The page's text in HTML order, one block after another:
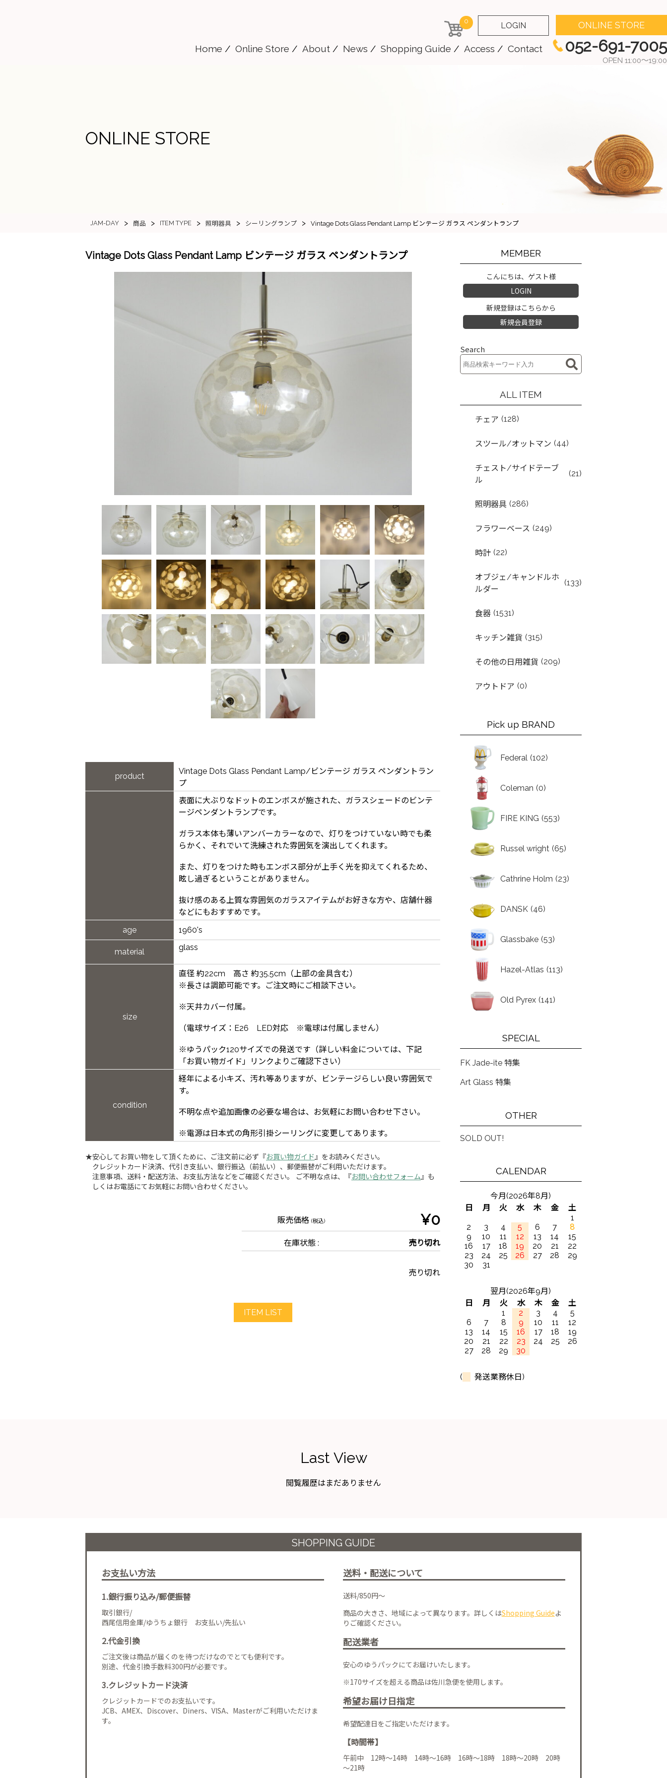
0 LOGIN ONLINE STORE
Home Online Store About News Shopping Guide Access Contact 052-691-7005
OPEN 11:00～19:00
ONLINE STORE
JAM-DAY > 商品 > ITEM TYPE > 照明器具 > シーリングランプ > Vintage Dots Glass Pendant Lamp ビンテージ ガラス ペンダントランプ
Vintage Dots Glass Pendant Lamp ビンテージ ガラス ペンダントランプ
product
Vintage Dots Glass Pendant Lamp/ビンテージ ガラス ペンダントラン
プ
表面に大ぶりなドットのエンボスが施された、ガラスシェードのビンテ
ージペンダントランプです。
ガラス本体も薄いアンバーカラーなので、灯りをつけていない時でも柔
らかく、それでいて洗練された雰囲気を演出してくれます。
また、灯りをつけた時もエンボス部分が上手く光を抑えてくれるため、
眩し過ぎるということがありません。
抜け感のある上質な雰囲気のガラスアイテムがお好きな方や、店舗什器
などにもおすすめです。
age
1960's
material glass
size
直径 約22cm 高さ 約35.5cm（上部の金具含む）
※長さは調節可能です。ご注文時にご相談下さい。
※天井カバー付属。
（電球サイズ：E26 LED対応 ※電球は付属しません）
※ゆうパック120サイズでの発送です（詳しい料金については、下記
「お買い物ガイド」リンクよりご確認下さい）
condition
経年による小キズ、汚れ等ありますが、ビンテージらしい良い雰囲気で
す。
不明な点や追加画像の必要な場合は、お気軽にお問い合わせ下さい。
※電源は日本式の角形引掛シーリングに変更してあります。
★安心してお買い物をして頂くために、ご注文前に必ず『お買い物ガイド 』をお読みください。
クレジットカード決済、代引き支払い、銀行振込（前払い）、郵便振替がご利用いただけます。
注意事項、送料・配送方法、お支払方法などをご確認ください。 ご不明な点は、『お問い合わせフォーム 』も
しくはお電話にてお気軽にお問い合わせください。
販売価格(税込) ¥0
在庫状態 : 売り切れ
売り切れ
ITEM LIST
MEMBER
こんにちは、ゲスト様
LOGIN
新規登録はこちらから
新規会員登録
Search
ALL ITEM
チェア (128)
スツール/オットマン (44)
チェスト/サイドテーブ
ル
(21)
照明器具 (286)
フラワーベース (249)
時計 (22)
オブジェ/キャンドルホ
ルダー
(133)
食器 (1531)
キッチン雑貨 (315)
その他の日用雑貨 (209)
アウトドア (0)
Pick up BRAND
Federal (102)
Coleman (0)
FIRE KING (553)
Russel wright (65)
Cathrine Holm (23)
DANSK (46)
Glassbake (53)
Hazel-Atlas (113)
Old Pyrex (141)
SPECIAL
FK Jade-ite 特集
Art Glass 特集
OTHER
SOLD OUT!
CALENDAR
今月(2026年8月)
日
月 火 水 木 金
土
1
2
3 4 5 6 7
8
9
10 11 12 13 14
15
16
17 18 19 20 21
22
23
24 25 26 27 28
29
30
31
翌月(2026年9月)
日
月 火 水 木 金
土
1
2 3 4
5
6
7 8 9 10 11
12
13
14 15 16 17 18
19
20
21 22 23 24 25
26
27
28 29 30
( 発送業務休日)
Last View
閲覧履歴はまだありません
SHOPPING GUIDE
お支払い方法
1.銀行振り込み/郵便振替
取引銀行/
西尾信用金庫/ゆうちょ銀行 お支払い/先払い
2.代金引換
ご注文後は商品が届くのを待つだけなのでとても便利です。
別途、代金引換手数料300円が必要です。
3.クレジットカード決済
クレジットカードでのお支払いです。
JCB、AMEX、Discover、Diners、VISA、Masterがご利用いただけま
す。
送料・配送について
送料/850円～
商品の大きさ、地域によって異なります。詳しくはShopping Guideよ
りご確認ください。
配送業者
安心のゆうパックにてお届けいたします。
※170サイズを超える商品は佐川急便を使用します。
希望お届け日指定
希望配達日をご指定いただけます。
【時間帯】
午前中 12時～14時 14時～16時 16時～18時 18時～20時 20時
～21時